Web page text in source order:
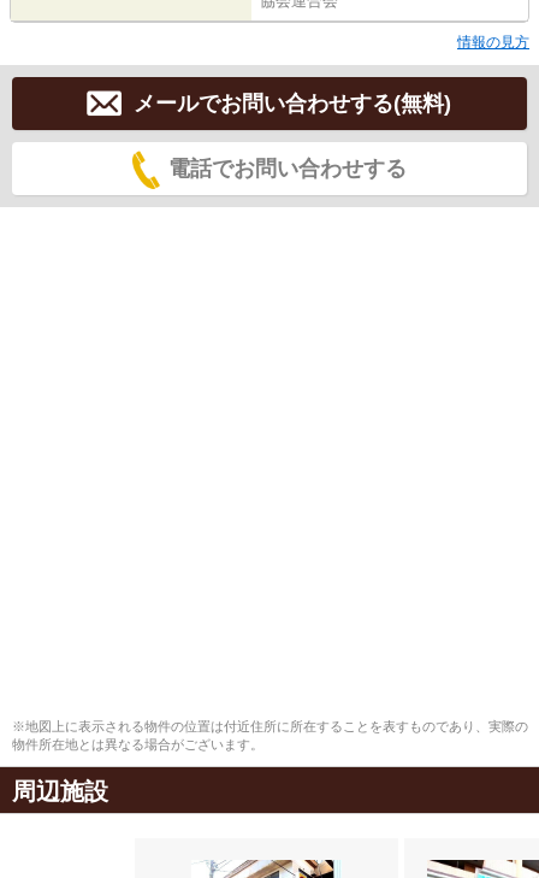
情報の見方
メールでお問い合わせする(無料)
電話でお問い合わせする
※地図上に表示される物件の位置は付近住所に所在することを表すものであり、実際の
物件所在地とは異なる場合がございます。
周辺施設